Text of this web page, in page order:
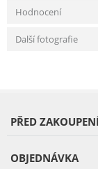
Hodnocení
Další fotografie
PŘED
OBJEDNÁVKA